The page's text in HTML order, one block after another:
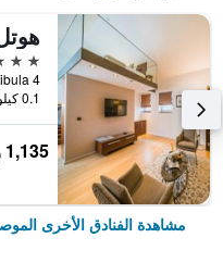
4 نجوم
0.1 كيلومتر عن وسط المدينة
1,135 ﷼
مشاهدة الفنادق الأخرى